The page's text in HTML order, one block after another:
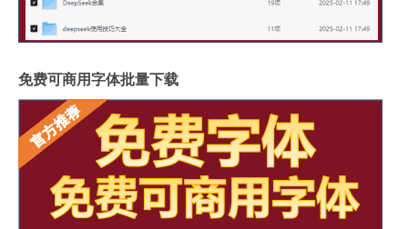
免费可商用字体批量下载